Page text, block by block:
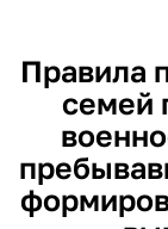
Правила
семей